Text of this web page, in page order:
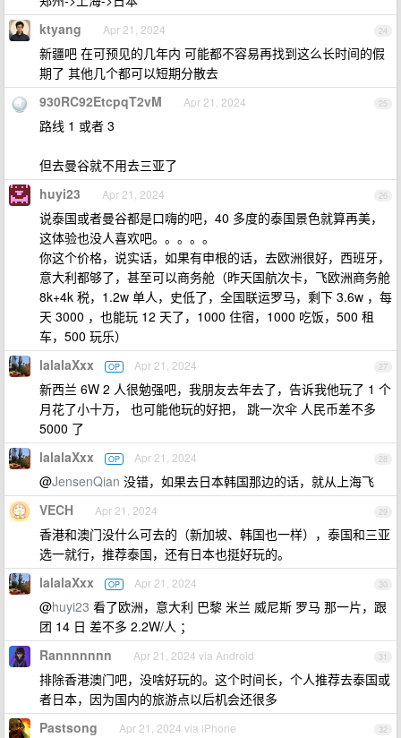
24
ktyang Apr 21, 2024
新疆吧 在可预见的几年内 可能都不容易再找到这么长时间的假
期了 其他几个都可以短期分散去
25
930RC92EtcpqT2vM Apr 21, 2024
路线 1 或者 3
但去曼谷就不用去三亚了
26
huyi23 Apr 21, 2024
说泰国或者曼谷都是口嗨的吧，40 多度的泰国景色就算再美，
这体验也没人喜欢吧。。。。。
你这个价格，说实话，如果有申根的话，去欧洲很好，西班牙，
意大利都够了，甚至可以商务舱（昨天国航次卡，飞欧洲商务舱
8k+4k 税，1.2w 单人，史低了，全国联运罗马，剩下 3.6w ，每
天 3000 ，也能玩 12 天了，1000 住宿，1000 吃饭，500 租
车，500 玩乐）
27
lalalaXxx OP Apr 21, 2024
新西兰 6W 2 人很勉强吧，我朋友去年去了，告诉我他玩了 1 个
月花了小十万， 也可能他玩的好把， 跳一次伞 人民币差不多
5000 了
28
lalalaXxx OP Apr 21, 2024
@JensenQian 没错，如果去日本韩国那边的话，就从上海飞
29
VECH Apr 21, 2024
香港和澳门没什么可去的（新加坡、韩国也一样），泰国和三亚
选一就行，推荐泰国，还有日本也挺好玩的。
30
lalalaXxx OP Apr 21, 2024
@huyi23 看了欧洲，意大利 巴黎 米兰 威尼斯 罗马 那一片，跟
团 14 日 差不多 2.2W/人 ；
31
Rannnnnnn Apr 21, 2024 via Android
排除香港澳门吧，没啥好玩的。这个时间长，个人推荐去泰国或
者日本，因为国内的旅游点以后机会还很多
32
Pastsong Apr 21, 2024 via iPhone